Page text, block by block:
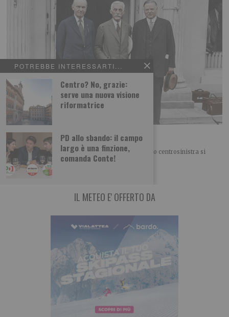
POTREBBE INTERESSARTI...
Centro? No, grazie:
serve una nuova visione
riformatrice
PD allo sbando: il campo
largo è una finzione,
comanda Conte!
Ennio Caretto: Gli “Anni furenti” degli Usa
FINESTRA SUL MONDO Nel nostro “Campo largo” o centrosinistra si
litiga di nuovo sulla politica estera. O meglio
IL METEO E' OFFERTO DA